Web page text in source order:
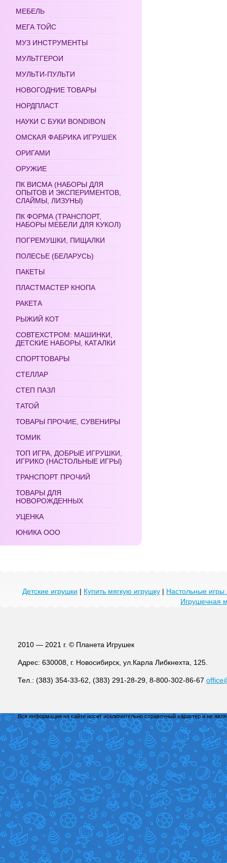
МЕБЕЛЬ
МЕГА ТОЙС
МУЗ ИНСТРУМЕНТЫ
МУЛЬТГЕРОИ
МУЛЬТИ-ПУЛЬТИ
НОВОГОДНИЕ ТОВАРЫ
НОРДПЛАСТ
НАУКИ С БУКИ BONDIBON
ОМСКАЯ ФАБРИКА ИГРУШЕК
ОРИГАМИ
ОРУЖИЕ
ПК ВИСМА (НАБОРЫ ДЛЯ
ОПЫТОВ И ЭКСПЕРИМЕНТОВ,
СЛАЙМЫ, ЛИЗУНЫ)
ПК ФОРМА (ТРАНСПОРТ,
НАБОРЫ МЕБЕЛИ ДЛЯ КУКОЛ)
ПОГРЕМУШКИ, ПИЩАЛКИ
ПОЛЕСЬЕ (БЕЛАРУСЬ)
ПАКЕТЫ
ПЛАСТМАСТЕР КНОПА
РАКЕТА
РЫЖИЙ КОТ
СОВТЕХСТРОМ: МАШИНКИ,
ДЕТСКИЕ НАБОРЫ, КАТАЛКИ
СПОРТТОВАРЫ
СТЕЛЛАР
СТЕП ПАЗЛ
ТАТОЙ
ТОВАРЫ ПРОЧИЕ, СУВЕНИРЫ
ТОМИК
ТОП ИГРА, ДОБРЫЕ ИГРУШКИ,
ИГРИКО (НАСТОЛЬНЫЕ ИГРЫ)
ТРАНСПОРТ ПРОЧИЙ
ТОВАРЫ ДЛЯ
НОВОРОЖДЕННЫХ
УЦЕНКА
ЮНИКА ООО
Детские игрушки | Купить мягкую игрушку | Настольные игры
Игрушечная
2010 — 2021 г. © Планета Игрушек
Адрес: 630008, г. Новосибирск, ул.Карла Либкнехта, 125.
Тел.: (383) 354-33-62, (383) 291-28-29, 8-800-302-86-67
Вся информация на сайте носит исключительно справочный характер и не